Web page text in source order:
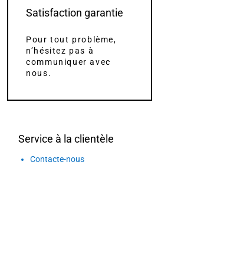
Satisfaction garantie
Pour tout problème,
n’hésitez pas à
communiquer avec
nous.
Service à la clientèle
Contacte-nous